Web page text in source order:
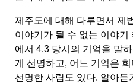
제주도에 대해 다루면서 제
이야기가 될 수 없는 이야
에서 4.3 당시의 기억을 말
게 선명하고, 어느 기억은
선명한 사람도 있다. 알아